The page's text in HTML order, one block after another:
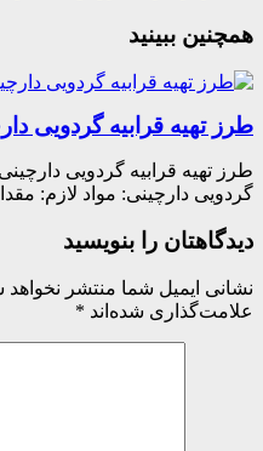
ببینید
تهیه قرابیه گردویی
قرابیه گردویی دارچینی
دارچینی: مواد لازم: مقدار …
را بنویسید
ایمیل شما منتشر نخواهد شد.
شده‌اند*